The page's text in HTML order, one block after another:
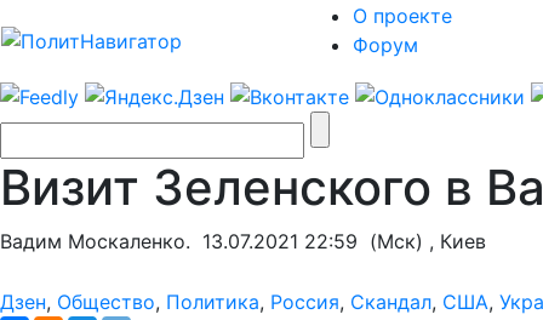
О проекте
Форум
Визит Зеленского в
Вадим Москаленко. 13.07.2021 22:59 (Мск) , Киев
Дзен, Общество, Политика, Россия, Скандал, США,